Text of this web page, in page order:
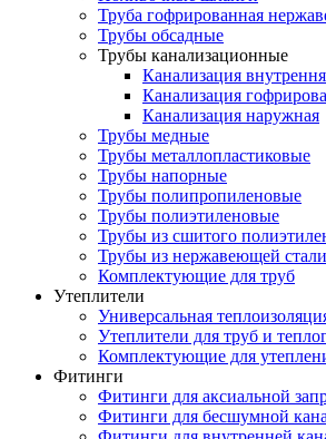
Труба гофрированная
Трубы обсадные
Трубы канализационные
Канализация
Канализация
Канализация наружная
Трубы медные
Трубы металлопластиковые
Трубы напорные
Трубы полипропиленовые
Трубы полиэтиленовые
Трубы из сшитого
Трубы из нержавеющей стали
Комплектующие для труб
Утеплители
Универсальная
Утеплители для труб и
Комплектующие для
Фитинги
Фитинги для аксиальной
Фитинги для бесшумной